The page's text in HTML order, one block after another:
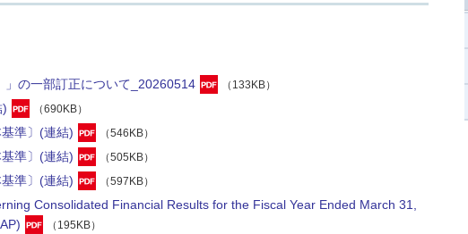
」の一部訂正について_20260514 （133KB）
) （690KB）
準〕(連結) （546KB）
準〕(連結) （505KB）
準〕(連結) （597KB）
Consolidated Financial Results for the Fiscal Year Ended March 31,
（195KB）